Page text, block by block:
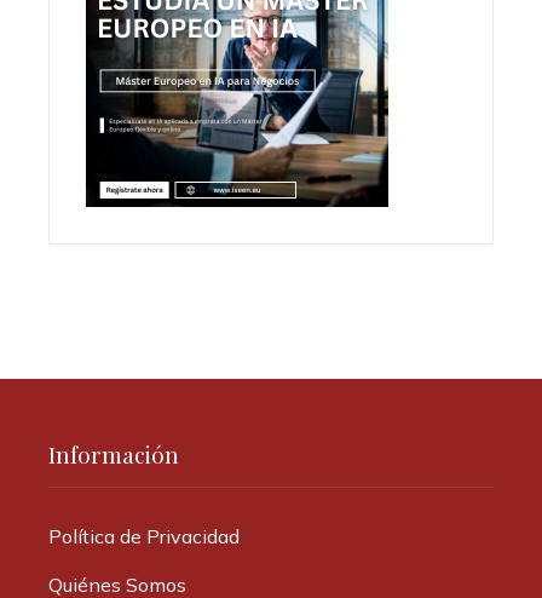
Información
Política de Privacidad
Quiénes Somos